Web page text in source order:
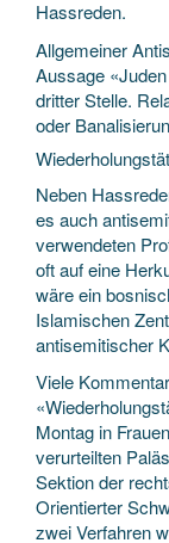
Hassreden.
Allgemeiner
Aussage
dritter Stelle.
oder
Neben
es auch
verwendeten
oft auf eine
wäre ein
Islamischen
antisemitischer
Viele
Montag in
verurteilten
Sektion der
Orientierter
zwei Verfahren